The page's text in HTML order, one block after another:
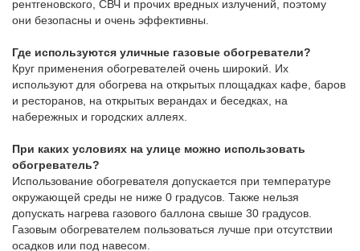
рентгеновского, СВЧ и прочих вредных излучений, поэтому
они безопасны и очень эффективны.
Где используются уличные газовые обогреватели?
Круг применения обогревателей очень широкий. Их
используют для обогрева на открытых площадках кафе, баров
и ресторанов, на открытых верандах и беседках, на
набережных и городских аллеях.
При каких условиях на улице можно использовать
обогреватель?
Использование обогревателя допускается при температуре
окружающей среды не ниже 0 градусов. Также нельзя
допускать нагрева газового баллона свыше 30 градусов.
Газовым обогревателем пользоваться лучше при отсутствии
осадков или под навесом.